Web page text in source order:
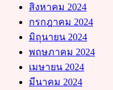
สิงหาคม 2024
กรกฎาคม 2024
มิถุนายน 2024
พฤษภาคม 2024
เมษายน 2024
มีนาคม 2024